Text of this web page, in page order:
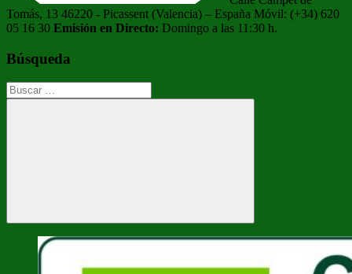
Tomás, 13 46220 - Picassent (Valencia) – España Móvil: (+34) 620
05 16 30 Emisión en Directo: Domingo a las 11:30 h.
Búsqueda
Buscar:
Buscar